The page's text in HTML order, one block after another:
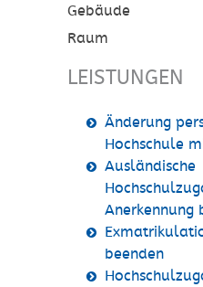
Gebäude
Raum
LEISTUNGEN
Änderung
Hochschule
Ausländische
Anerkennung
beenden